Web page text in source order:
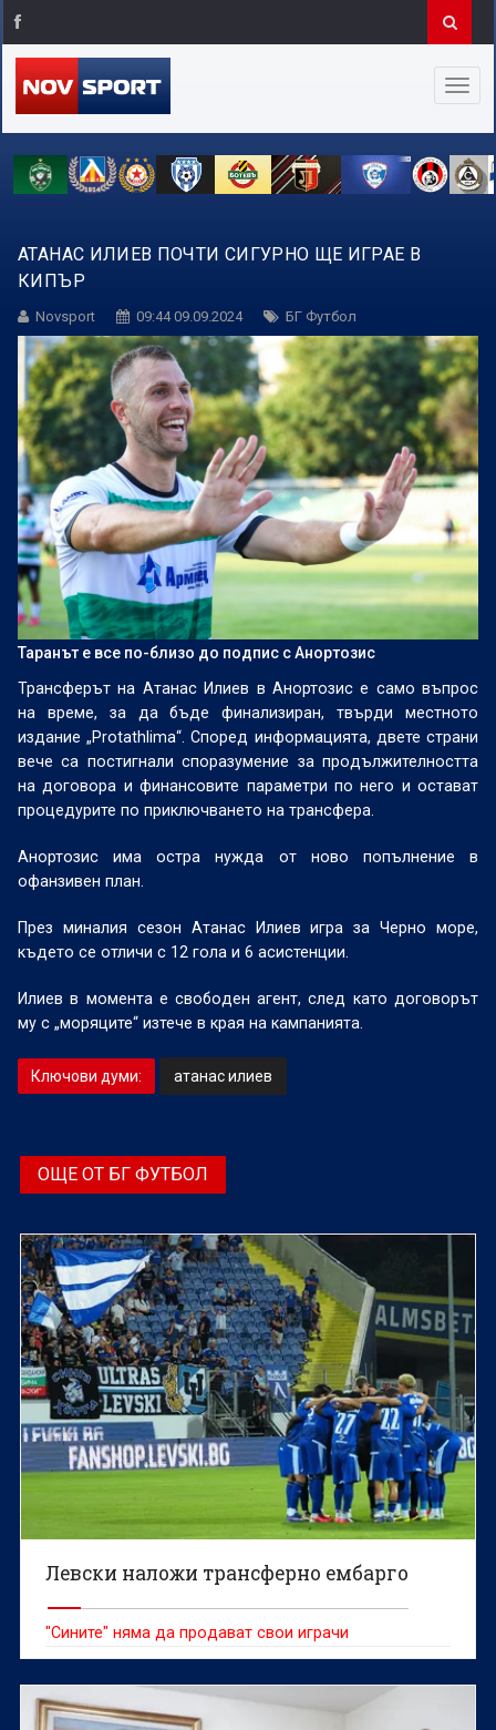
АТАНАС ИЛИЕВ ПОЧТИ СИГУРНО ЩЕ ИГРАЕ В
КИПЪР
Novsport 09:44 09.09.2024 БГ Футбол
Таранът е все по-близо до подпис с Анортозис
Трансферът на Атанас Илиев в Анортозис е само въпрос
на време, за да бъде финализиран, твърди местното
издание „Protathlima“. Според информацията, двете страни
вече са постигнали споразумение за продължителността
на договора и финансовите параметри по него и остават
процедурите по приключването на трансфера.
Анортозис има остра нужда от ново попълнение в
офанзивен план.
През миналия сезон Атанас Илиев игра за Черно море,
където се отличи с 12 гола и 6 асистенции.
Илиев в момента е свободен агент, след като договорът
му с „моряците“ изтече в края на кампанията.
Ключови думи: атанас илиев
ОЩЕ ОТ БГ ФУТБОЛ
Левски наложи трансферно ембарго
"Сините" няма да продават свои играчи